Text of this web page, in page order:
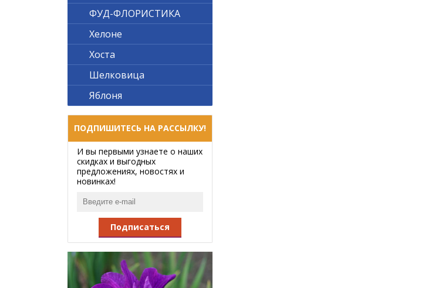
ФУД-ФЛОРИСТИКА
Хелоне
Хоста
Шелковица
Яблоня
ПОДПИШИТЕСЬ НА РАССЫЛКУ!
И вы первыми узнаете о наших
скидках и выгодных
предложениях, новостях и
новинках!
Подписаться